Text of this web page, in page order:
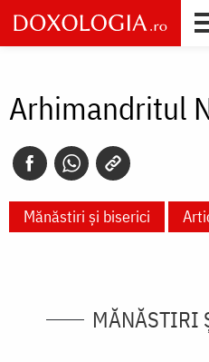
Skip
to
main
Arhimandritul
Mănăstiri și biserici
MĂNĂSTIRI